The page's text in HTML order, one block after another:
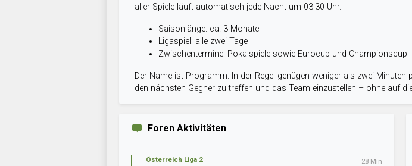
aller Spiele läuft automatisch jede Nacht um 03:30 Uhr.
Saisonlänge: ca. 3 Monate
Ligaspiel: alle zwei Tage
Zwischentermine: Pokalspiele sowie Eurocup und Championscup
Der Name ist Programm: In der Regel genügen weniger als zwei
den nächsten Gegner zu treffen und das Team einzustellen – ohne auf
Foren Aktivitäten
Österreich Liga 2
28 Min